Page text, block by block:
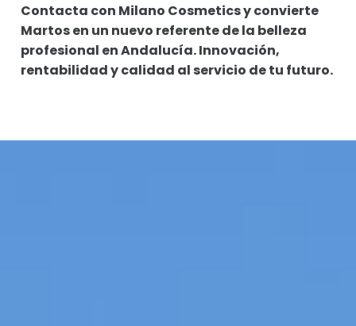
Contacta con Milano Cosmetics y convierte
Martos en un nuevo referente de la belleza
profesional en Andalucía. Innovación,
rentabilidad y calidad al servicio de tu futuro.